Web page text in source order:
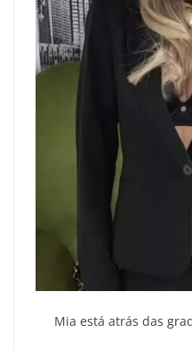
Mia está atrás das